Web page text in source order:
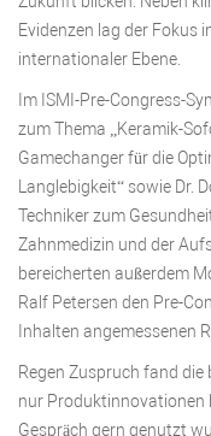
Evidenzen lag der Fokus
internationaler Ebene.
Im ISMI-Pre-Congress-
zum Thema „Keramik-
Gamechanger für die
Langlebigkeit“ sowie Dr.
Techniker zum
Zahnmedizin und der
bereicherten außerdem
Ralf Petersen den Pre-
Inhalten angemessenen
Regen Zuspruch fand
nur Produktinnovationen
Gespräch gern genutzt